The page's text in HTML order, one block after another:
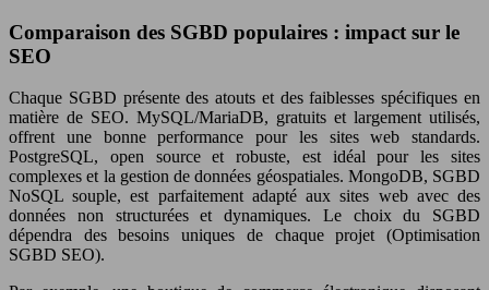
Comparaison des SGBD populaires : impact sur le
SEO
Chaque SGBD présente des atouts et des faiblesses spécifiques en
matière de SEO. MySQL/MariaDB, gratuits et largement utilisés,
offrent une bonne performance pour les sites web standards.
PostgreSQL, open source et robuste, est idéal pour les sites
complexes et la gestion de données géospatiales. MongoDB, SGBD
NoSQL souple, est parfaitement adapté aux sites web avec des
données non structurées et dynamiques. Le choix du SGBD
dépendra des besoins uniques de chaque projet (Optimisation
SGBD SEO).